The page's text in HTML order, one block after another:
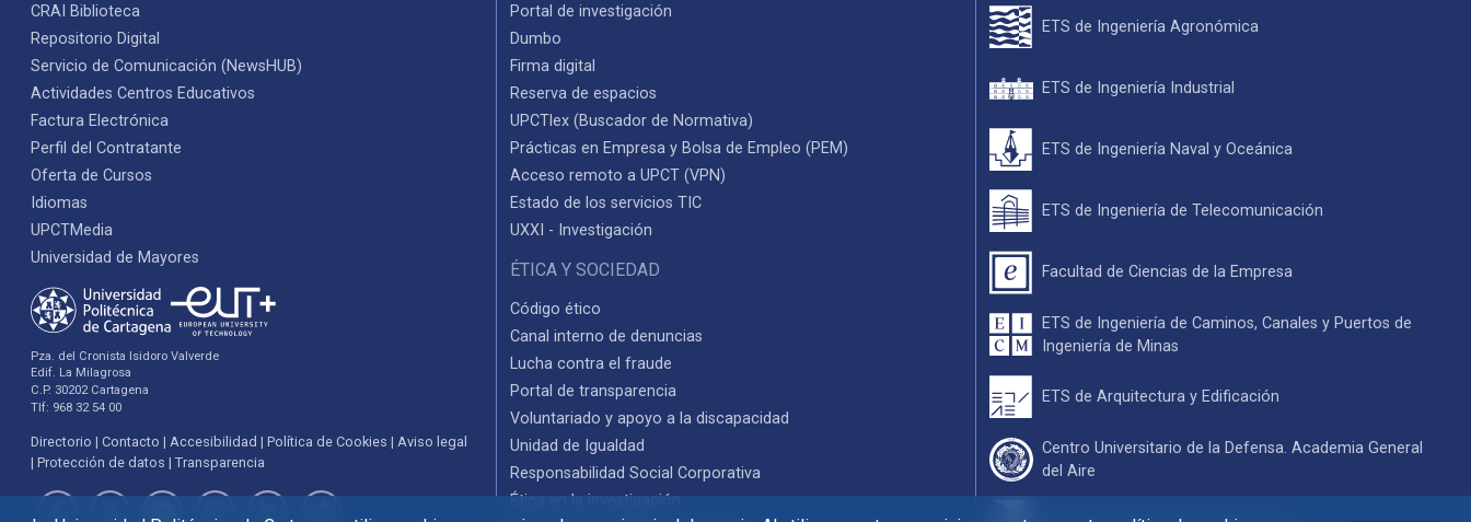
CRAI Biblioteca
Repositorio Digital
Servicio de Comunicación (NewsHUB)
Actividades Centros Educativos
Factura Electrónica
Perfil del Contratante
Oferta de Cursos
Idiomas
UPCTMedia
Universidad de Mayores
Pza. del Cronista Isidoro Valverde
Edif. La Milagrosa
C.P. 30202 Cartagena
Tlf: 968 32 54 00
Directorio Contacto Accesibilidad Política de Cookies
Aviso legal
Protección de datos
Transparencia
Portal de investigación
Dumbo
Firma digital
Reserva de espacios
UPCTlex (Buscador de Normativa)
Prácticas en Empresa y Bolsa de Empleo (PEM)
Acceso remoto a UPCT (VPN)
Estado de los servicios TIC
UXXI - Investigación
ÉTICA Y SOCIEDAD
Código ético
Canal interno de denuncias
Lucha contra el fraude
Portal de transparencia
Voluntariado y apoyo a la discapacidad
Unidad de Igualdad
Responsabilidad Social Corporativa
Ética en la investigación
ETS de Ingeniería Agronómica
ETS de Ingeniería Industrial
ETS de Ingeniería Naval y Oceánica
ETS de Ingeniería de Telecomunicación
Facultad de Ciencias de la Empresa
ETS de Ingeniería de Caminos, Canales y Puertos de
Ingeniería de Minas
ETS de Arquitectura y Edificación
Centro Universitario de la Defensa. Academia General
del Aire